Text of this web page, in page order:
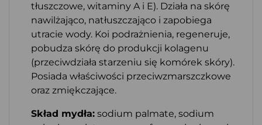
tłuszczowe, witaminy A i E). Działa na skórę
nawilżająco, natłuszczająco i zapobiega
utracie wody. Koi podrażnienia, regeneruje,
pobudza skórę do produkcji kolagenu
(przeciwdziała starzeniu się komórek skóry).
Posiada właściwości przeciwzmarszczkowe
oraz zmiękczające.
Skład mydła: sodium palmate, sodium